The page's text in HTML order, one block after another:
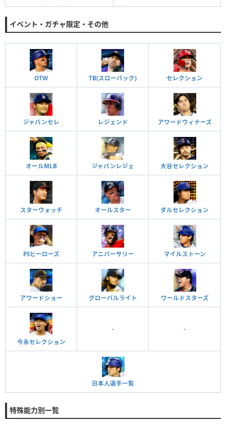
イベント・ガチャ限定・その他
OTW TB(スローバック) セレクション
ジャパンセレ レジェンド アワードウィナーズ
オールMLB ジャパンレジェ 大谷セレクション
スターウォッチ オールスター ダルセレクション
PSヒーローズ アニバーサリー マイルストーン
アワードショー グローバルライト ワールドスターズ
今永セレクション
- -
日本人選手一覧
特殊能力別一覧